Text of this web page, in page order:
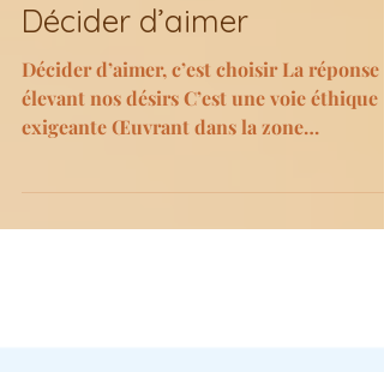
Décider d’aimer
Décider d’aimer, c’est choisir La réponse
élevant nos désirs C’est une voie éthique
inconsciente Décelant...